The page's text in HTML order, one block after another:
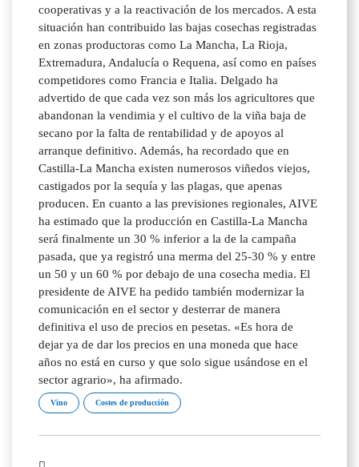
cooperativas y a la reactivación de los mercados. A esta
situación han contribuido las bajas cosechas registradas
en zonas productoras como La Mancha, La Rioja,
Extremadura, Andalucía o Requena, así como en países
competidores como Francia e Italia. Delgado ha
advertido de que cada vez son más los agricultores que
abandonan la vendimia y el cultivo de la viña baja de
secano por la falta de rentabilidad y de apoyos al
arranque definitivo. Además, ha recordado que en
Castilla-La Mancha existen numerosos viñedos viejos,
castigados por la sequía y las plagas, que apenas
producen. En cuanto a las previsiones regionales, AIVE
ha estimado que la producción en Castilla-La Mancha
será finalmente un 30 % inferior a la de la campaña
pasada, que ya registró una merma del 25-30 % y entre
un 50 y un 60 % por debajo de una cosecha media. El
presidente de AIVE ha pedido también modernizar la
comunicación en el sector y desterrar de manera
definitiva el uso de precios en pesetas. «Es hora de
dejar ya de dar los precios en una moneda que hace
años no está en curso y que solo sigue usándose en el
sector agrario», ha afirmado.
Vino Costes de producción